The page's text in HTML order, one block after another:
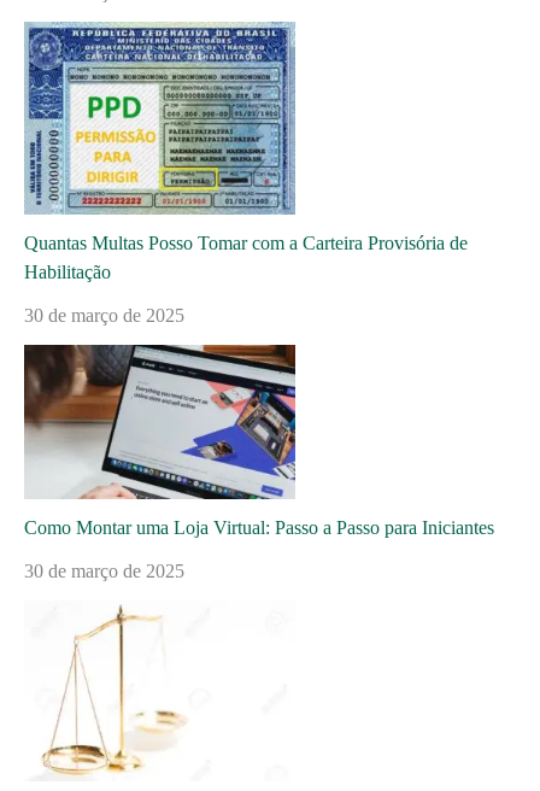
Quantas Multas Posso Tomar com a Carteira Provisória de
Habilitação
30 de março de 2025
Como Montar uma Loja Virtual: Passo a Passo para Iniciantes
30 de março de 2025